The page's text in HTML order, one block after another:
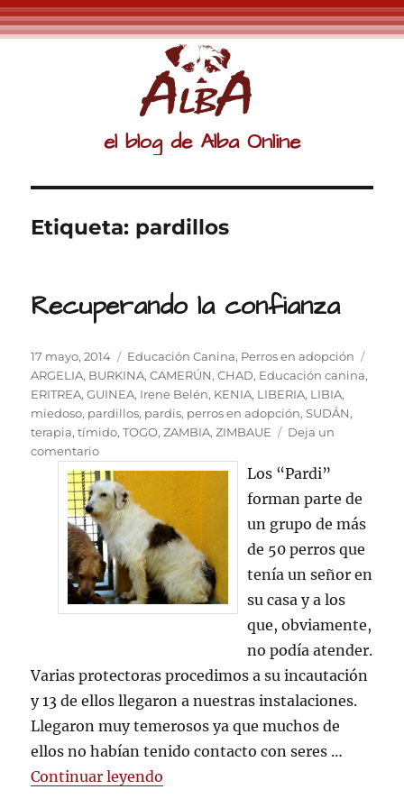
el blog de Alba Online
Etiqueta: pardillos
Recuperando la confianza
Publicado
el
17 mayo, 2014 Categorías
Educación Canina, Perros en adopción
ARGELIA, BURKINA,CAMERÚN,CHAD, Educación canina,
ERITREA,GUINEA, Irene Belén, KENIA, LIBERIA, LIBIA,
miedoso, pardillos, pardis, perros en adopción,SUDÁN,
terapia,tímido,TOGO,ZAMBIA,ZIMBAUE
Deja un
comentarioen
Recuperando
la
confianza
Los “Pardi”
forman parte de
un grupo de más
de 50 perros que
tenía un señor en
su casa y a los
que, obviamente,
no podía atender.
Varias protectoras procedimos a su incautación
y 13 de ellos llegaron a nuestras instalaciones.
Llegaron muy temerosos ya que muchos de
ellos no habían tenido contacto con seres …
Continuar leyendo